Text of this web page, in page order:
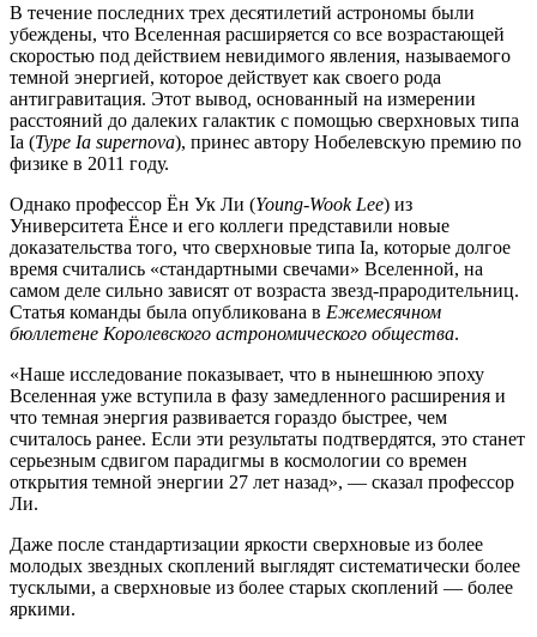
В течение последних трех десятилетий астрономы были
убеждены, что Вселенная расширяется со все возрастающей
скоростью под действием невидимого явления, называемого
темной энергией, которое действует как своего рода
антигравитация. Этот вывод, основанный на измерении
расстояний до далеких галактик с помощью сверхновых типа
Ia (Type Ia supernova), принес автору Нобелевскую премию по
физике в 2011 году.
Однако профессор Ён Ук Ли (Young-Wook Lee) из
Университета Ёнсе и его коллеги представили новые
доказательства того, что сверхновые типа Ia, которые долгое
время считались «стандартными свечами» Вселенной, на
самом деле сильно зависят от возраста звезд-прародительниц.
Статья команды была опубликована в Ежемесячном
бюллетене Королевского астрономического общества.
«Наше исследование показывает, что в нынешнюю эпоху
Вселенная уже вступила в фазу замедленного расширения и
что темная энергия развивается гораздо быстрее, чем
считалось ранее. Если эти результаты подтвердятся, это станет
серьезным сдвигом парадигмы в космологии со времен
открытия темной энергии 27 лет назад», — сказал профессор
Ли.
Даже после стандартизации яркости сверхновые из более
молодых звездных скоплений выглядят систематически более
тусклыми, а сверхновые из более старых скоплений — более
яркими.